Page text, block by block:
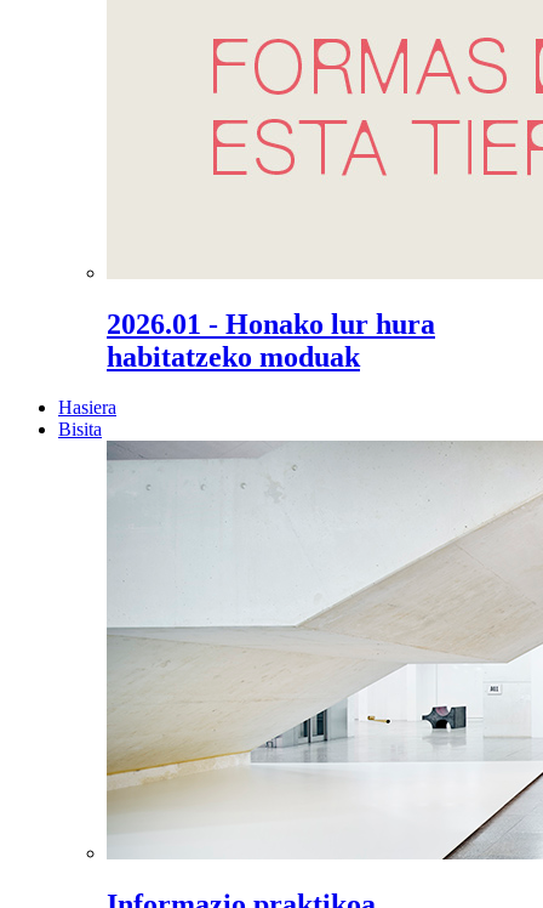
2026.01 - Honako lur hura
habitatzeko moduak
Hasiera
Bisita